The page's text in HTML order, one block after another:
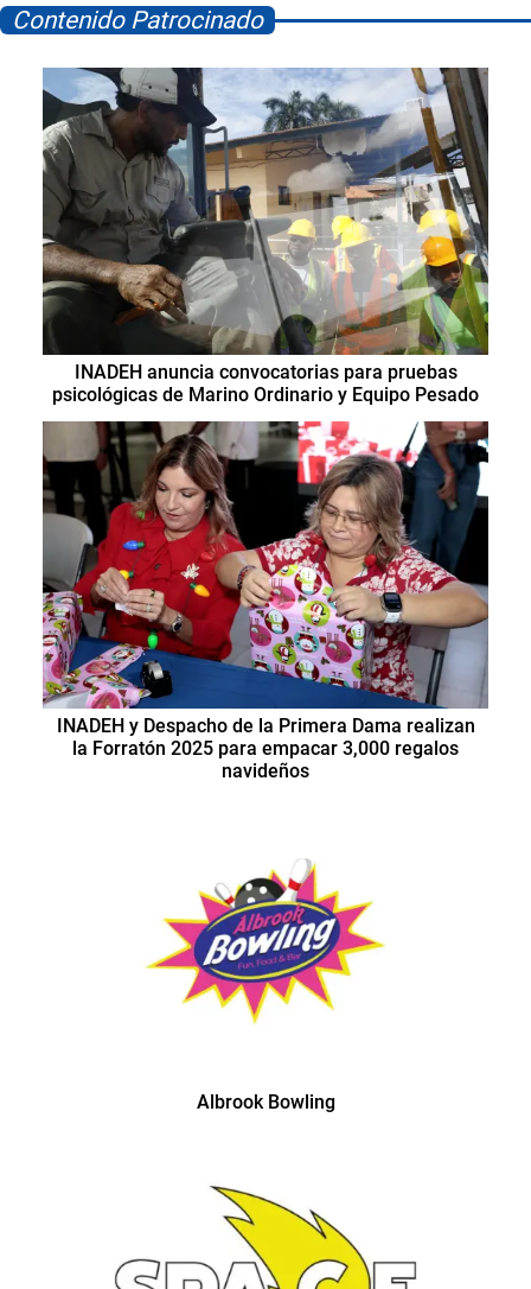
Contenido Patrocinado
INADEH anuncia convocatorias para pruebas
psicológicas de Marino Ordinario y Equipo Pesado
INADEH y Despacho de la Primera Dama realizan
la Forratón 2025 para empacar 3,000 regalos
navideños
Albrook Bowling